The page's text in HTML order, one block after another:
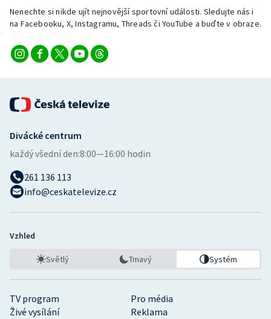
Nenechte si nikde ujít nejnovější sportovní události. Sledujte nás i
na Facebooku, X, Instagramu, Threads či YouTube a buďte v obraze.
TV program
Pro média
Živé vysílání
Reklama
Divácké centrum
každý všední den:8:00—16:00 hodin
261 136 113
info@ceskatelevize.cz
Vzhled
Světlý Tmavý Systém